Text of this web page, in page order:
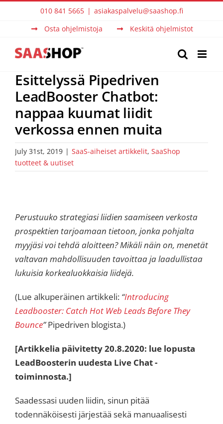
010 841 5665 | asiakaspalvelu@saashop.fi
Osta ohjelmistoja
Keskitä ohjelmistot
Esittelyssä Pipedriven
LeadBooster Chatbot:
nappaa kuumat liidit
verkossa ennen muita
July 31st, 2019 | SaaS-aiheiset artikkelit, SaaShop
tuotteet & uutiset
Perustuuko strategiasi liidien saamiseen verkosta
prospektien tarjoamaan tietoon, jonka pohjalta
myyjäsi voi tehdä aloitteen? Mikäli näin on, menetät
valtavan mahdollisuuden tavoittaa ja laadullistaa
lukuisia korkealuokkaisia liidejä.
(Lue alkuperäinen artikkeli: “Introducing
Leadbooster: Catch Hot Web Leads Before They
Bounce”Pipedriven blogista.)
[Artikkelia päivitetty 20.8.2020: lue lopusta
LeadBoosterin uudesta Live Chat -
toiminnosta.]
Saadessasi uuden liidin, sinun pitää
todennäköisesti järjestää sekä manuaalisesti